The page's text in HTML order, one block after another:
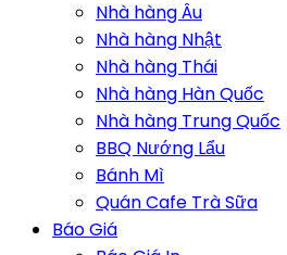
Nhà hàng Âu
Nhà hàng Nhật
Nhà hàng Thái
Nhà hàng Hàn Quốc
Nhà hàng Trung Quốc
BBQ Nướng Lẩu
Bánh Mì
Quán Cafe Trà Sữa
Báo Giá